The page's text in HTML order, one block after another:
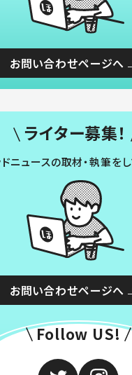
お問い合わせページへ
ライター募集！
ニュースの取材・執筆を
お問い合わせページへ
Follow US!